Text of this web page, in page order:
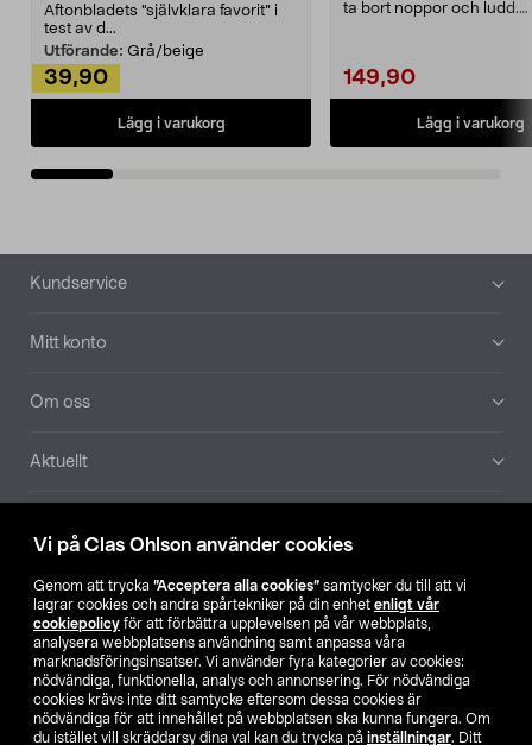
Vi på Clas Ohlson använder cookies
Genom att trycka ”Acceptera alla cookies” samtycker du till att vi
lagrar cookies och andra spårtekniker på din enhet enligt vår
cookiepolicy för att förbättra upplevelsen på vår webbplats,
analysera webbplatsens användning samt anpassa våra
marknadsföringsinsatser. Vi använder fyra kategorier av cookies:
nödvändiga, funktionella, analys och annonsering. För nödvändiga
cookies krävs inte ditt samtycke eftersom dessa cookies är
nödvändiga för att innehållet på webbplatsen ska kunna fungera. Om
du istället vill skräddarsy dina val kan du trycka på inställningar. Ditt
Aftonbladets "självklara favorit” i
test av d...
Utförande: Grå/beige
39,90
Lägg i varukorg
ta bort noppor och ludd.
149,90
Lägg i varukorg
Sidfot
Kundservice
Mitt konto
Om oss
Aktuellt
Hitta butik
SE NO FI